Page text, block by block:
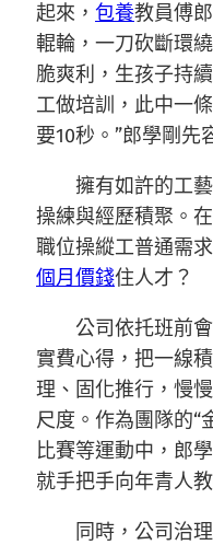
起來， 包養教員傅
輥輪，一刀砍斷環
脆爽利，生孩子持
工做培訓，此中一
要10秒。”郎學剛先
擁有如許的工
操練與經歷積聚。
職位操縱工普通需
個月價錢住人才？
公司依托班前
實費心得，把一線
理、固化推行，慢
尺度。作為團隊的“
比賽等運動中，郎
就手把手向年青人
同時，公司治